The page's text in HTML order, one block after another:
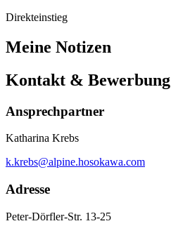
Direkteinstieg
Meine Notizen
Kontakt & Bewerbung
Ansprechpartner
Katharina Krebs
k.krebs@alpine.hosokawa.com
Adresse
Peter-Dörfler-Str. 13-25